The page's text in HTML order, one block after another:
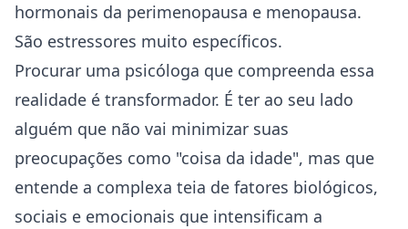
hormonais da perimenopausa e menopausa.
São estressores muito específicos.
Procurar uma psicóloga que compreenda essa
realidade é transformador. É ter ao seu lado
alguém que não vai minimizar suas
preocupações como "coisa da idade", mas que
entende a complexa teia de fatores biológicos,
sociais e emocionais que intensificam a